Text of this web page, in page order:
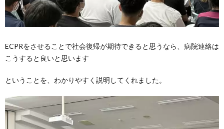
ECPRをさせることで社会復帰が期待できると思うなら、病院連絡は
こうすると良いと思います
ということを、わかりやすく説明してくれました。